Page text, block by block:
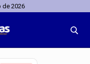
de 2026